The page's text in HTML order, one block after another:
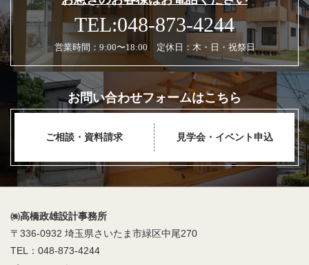
TEL:048-873-4244
営業時間：9:00〜18:00 定休日：木・日・祝祭日
お問い合わせフォームはこちら
ご相談・資料請求 見学会・イベント申込
㈱高橋政雄設計事務所
〒336-0932 埼玉県さいたま市緑区中尾270
TEL：048-873-4244